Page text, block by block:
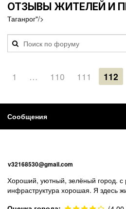
ОТЗЫВЫ ЖИТЕЛЕЙ И
Таганрог"/>
1 … 110 111 112
Сообщения
v32168530@gmail.com
Хороший, уютный, зелёный город. с
инфраструктура хорошая. Я здесь